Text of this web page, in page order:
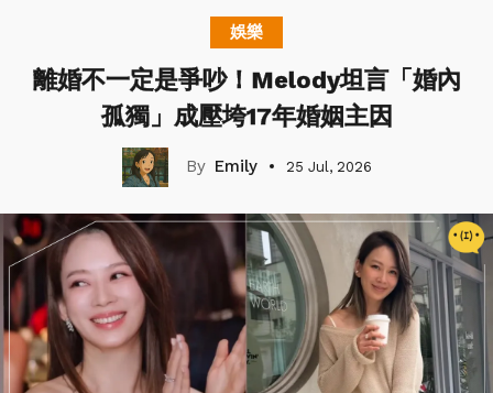
娛樂
離婚不一定是爭吵！Melody坦言「婚內
孤獨」成壓垮17年婚姻主因
Emily 25 Jul, 2026